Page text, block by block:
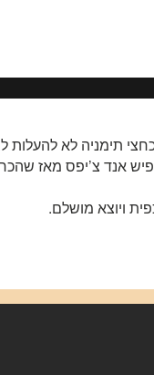
תימניה לא
אנד צ’יפס מאז
ויוצא מושלם.